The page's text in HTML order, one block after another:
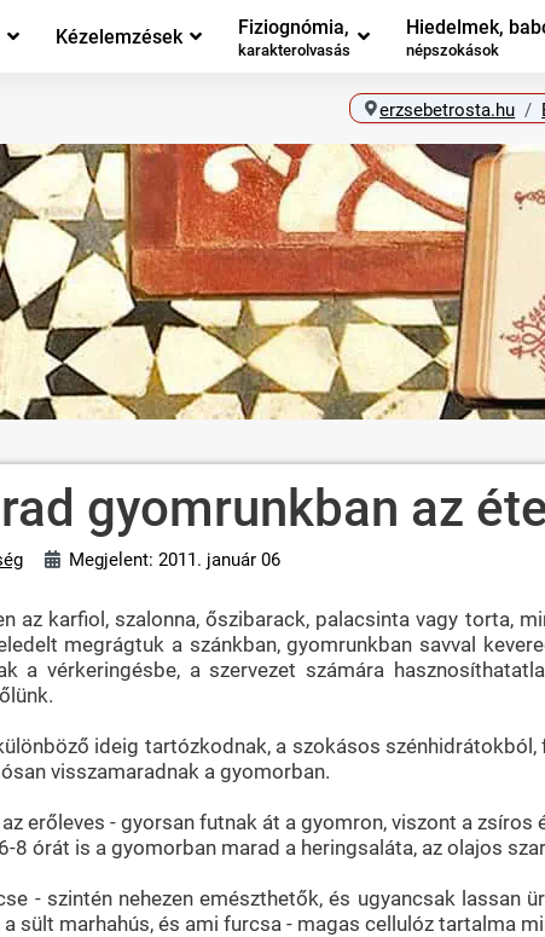
Kézelemzések Fiziognómia,
karakterolvasás
Hiedelmek,
népszokások
erzsebetrosta.hu
gyomrunkban az
Megjelent: 2011. január 06
az karfiol, szalonna, őszibarack, palacsinta vagy torta,
megrágtuk a szánkban, gyomrunkban savval
a vérkeringésbe, a szervezet számára
ideig tartózkodnak, a szokásos
visszamaradnak a gyomorban.
erőleves - gyorsan futnak át a gyomron, viszont a
8 órát is a gyomorban marad a heringsaláta, az olajos
- szintén nehezen emészthetők, és ugyancsak lassan
sült marhahús, és ami furcsa - magas cellulóz tartalma